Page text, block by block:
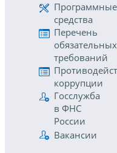
Программные
средства
Перечень
обязательных
требований
коррупции
Госслужба
в ФНС
России
Вакансии